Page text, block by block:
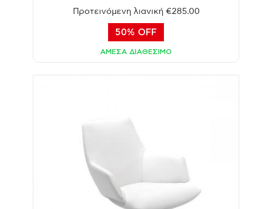
Προτεινόμενη λιανική €285.00
50% OFF
ΑΜΕΣΑ ΔΙΑΘΕΣΙΜΟ